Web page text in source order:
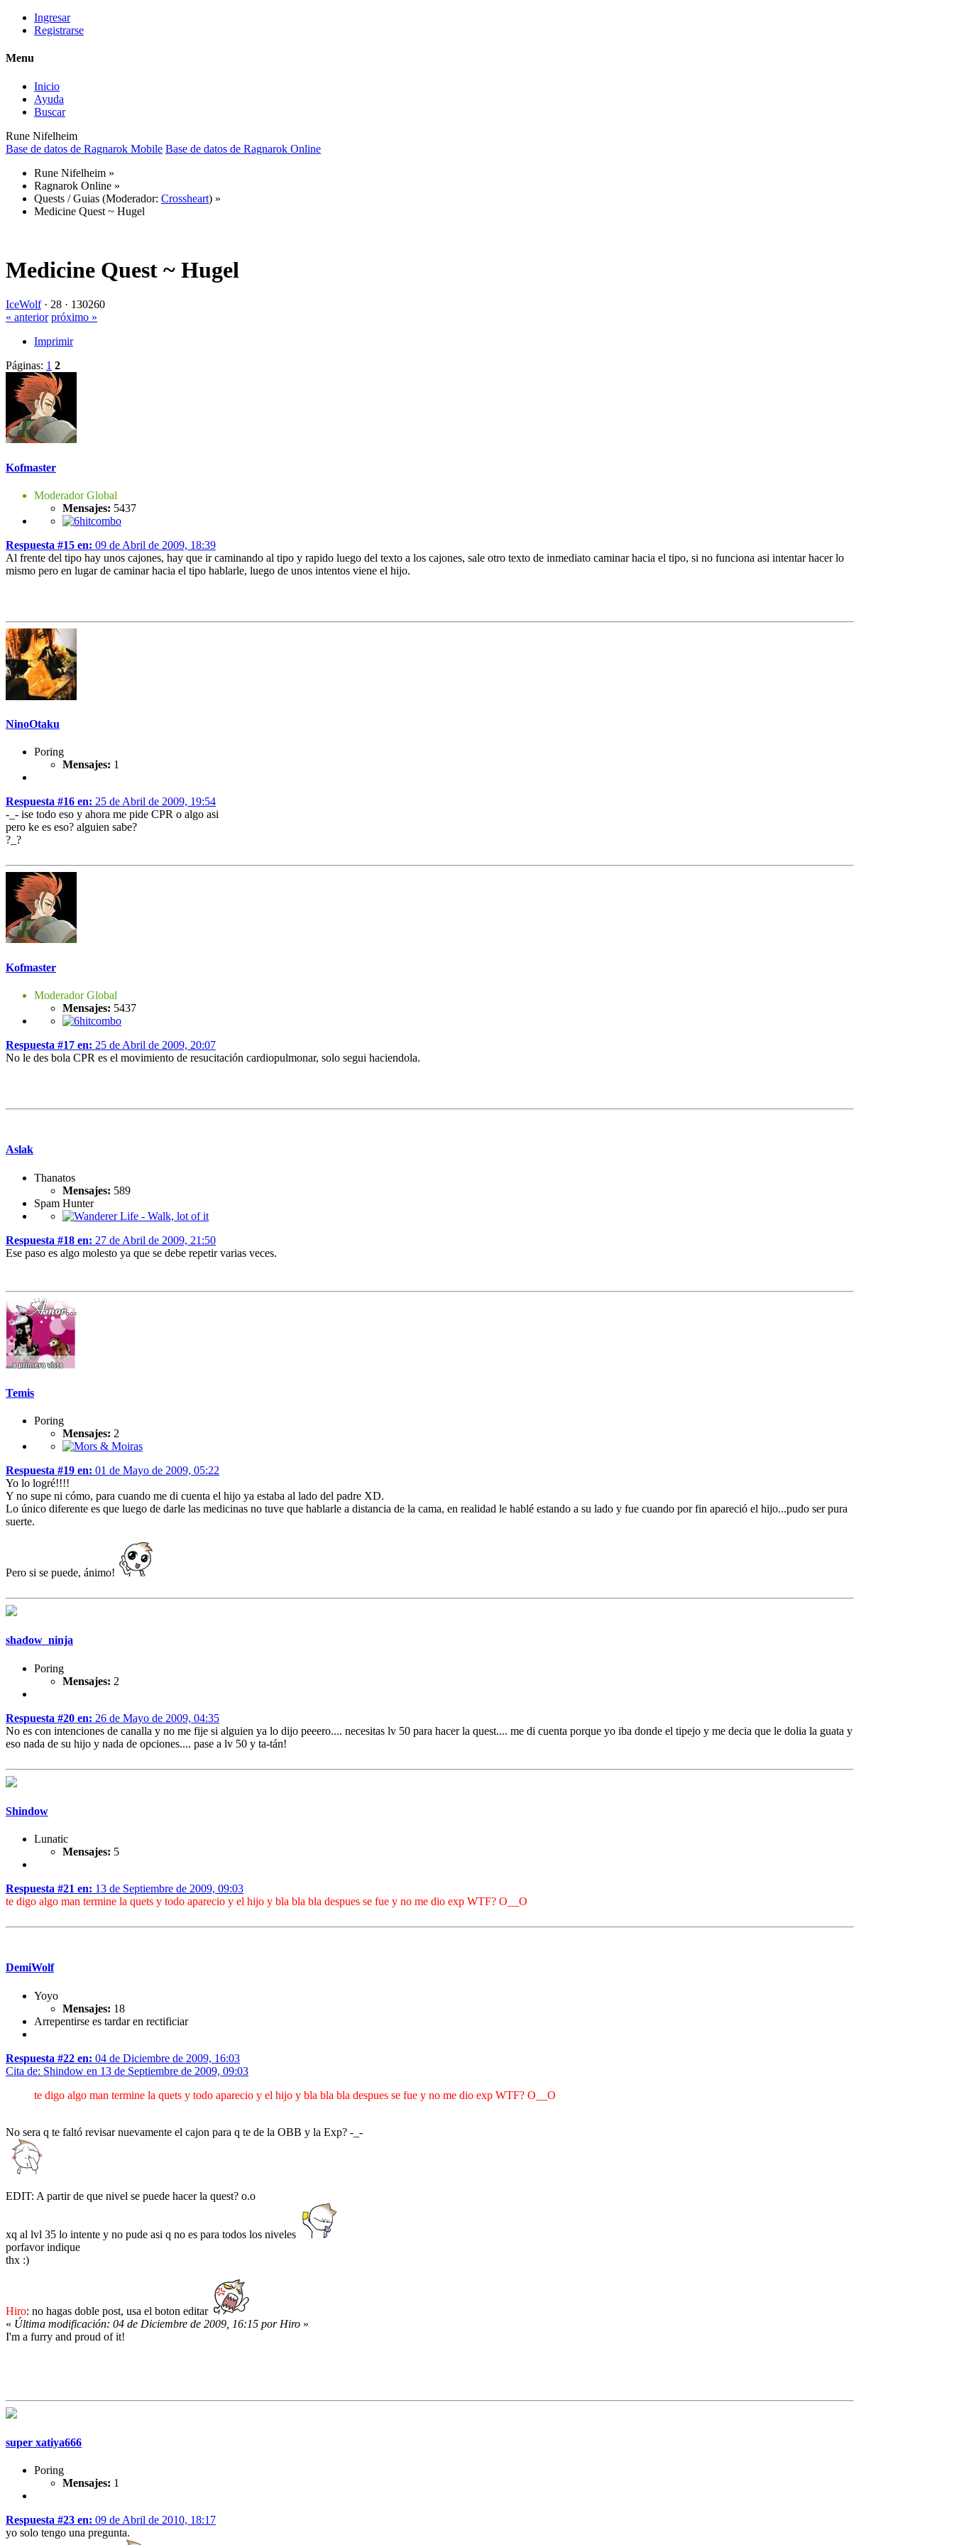
Ingresar
Registrarse
Menu
Inicio
Ayuda
Buscar
Rune Nifelheim
Base de datos de Ragnarok Mobile Base de datos de Ragnarok Online
Rune Nifelheim »
Ragnarok Online »
Quests / Guias (Moderador: Crossheart) »
Medicine Quest ~ Hugel
Medicine Quest ~ Hugel
IceWolf· 28 · 130260
« anterior próximo »
Imprimir
Páginas: 1 2
Kofmaster
Moderador Global
Mensajes: 5437
Respuesta #15 en: 09 de Abril de 2009, 18:39
Al frente del tipo hay unos cajones, hay que ir caminando al tipo y rapido luego del texto a los cajones, sale otro texto de inmediato caminar hacia el tipo, si no funciona asi intentar hacer lo
mismo pero en lugar de caminar hacia el tipo hablarle, luego de unos intentos viene el hijo.
NinoOtaku
Poring
Mensajes: 1
Respuesta #16 en: 25 de Abril de 2009, 19:54
-_- ise todo eso y ahora me pide CPR o algo asi
pero ke es eso? alguien sabe?
?_?
Kofmaster
Moderador Global
Mensajes: 5437
Respuesta #17 en: 25 de Abril de 2009, 20:07
No le des bola CPR es el movimiento de resucitación cardiopulmonar, solo segui haciendola.
Aslak
Thanatos
Mensajes: 589
Spam Hunter
Respuesta #18 en: 27 de Abril de 2009, 21:50
Ese paso es algo molesto ya que se debe repetir varias veces.
Temis
Poring
Mensajes: 2
Respuesta #19 en: 01 de Mayo de 2009, 05:22
Yo lo logré!!!!
Y no supe ni cómo, para cuando me di cuenta el hijo ya estaba al lado del padre XD.
Lo único diferente es que luego de darle las medicinas no tuve que hablarle a distancia de la cama, en realidad le hablé estando a su lado y fue cuando por fin apareció el hijo...pudo ser pura
suerte.
Pero si se puede, ánimo!
shadow_ninja
Poring
Mensajes: 2
Respuesta #20 en: 26 de Mayo de 2009, 04:35
No es con intenciones de canalla y no me fije si alguien ya lo dijo peeero.... necesitas lv 50 para hacer la quest.... me di cuenta porque yo iba donde el tipejo y me decia que le dolia la guata y
eso nada de su hijo y nada de opciones.... pase a lv 50 y ta-tán!
Shindow
Lunatic
Mensajes: 5
Respuesta #21 en: 13 de Septiembre de 2009, 09:03
te digo algo man termine la quets y todo aparecio y el hijo y bla bla bla despues se fue y no me dio exp WTF? O__O
DemiWolf
Yoyo
Mensajes: 18
Arrepentirse es tardar en rectificiar
Respuesta #22 en: 04 de Diciembre de 2009, 16:03
Cita de: Shindow en 13 de Septiembre de 2009, 09:03
te digo algo man termine la quets y todo aparecio y el hijo y bla bla bla despues se fue y no me dio exp WTF? O__O
No sera q te faltó revisar nuevamente el cajon para q te de la OBB y la Exp? -_-
EDIT: A partir de que nivel se puede hacer la quest? o.o
xq al lvl 35 lo intente y no pude asi q no es para todos los niveles
porfavor indique
thx :)
Hiro: no hagas doble post, usa el boton editar
« Última modificación: 04 de Diciembre de 2009, 16:15 por Hiro »
I'm a furry and proud of it!
super xatiya666
Poring
Mensajes: 1
Respuesta #23 en: 09 de Abril de 2010, 18:17
yo solo tengo una pregunta.